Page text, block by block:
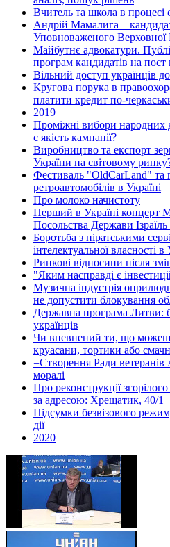
Вчитель та школа в процесі
Андрій Мамалига –
Уповноваженого
Майбутнє адвокатури.
програм кандидатів на
Вільний доступ українців
Кругова порука в
платити кредит по-
2019
Проміжні вибори народних
є якість кампанії?
Виробництво та експорт
України на світовому
Фестиваль "OldCarLand" та
ретроавтомобілів в Україні
Про молоко начистоту
Перший в Україні концерт
Посольства Держави Ізраїль
Боротьба з піратськими
інтелектуальної власності в
Ринкові відносини після
"Яким насправді є
Музична індустрія
не допустити блокування
Державна програма Литви:
українців
Чи впевнений ти, що можеш
круасани, тортики або
=Створення Ради
моралі
Про реконструкції
за адресою: Хрещатик, 40/1
Підсумки безвізового
дії
2020